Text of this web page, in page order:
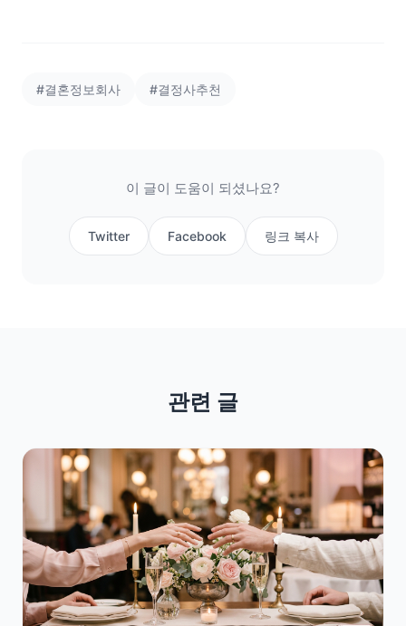
#결혼정보회사 #결정사추천
이 글이 도움이 되셨나요?
Twitter Facebook 링크 복사
관련 글